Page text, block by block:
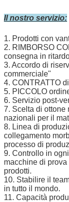
Il nostro servizio:
1. Prodotti con
2. RIMBORSO
consegna in
3. Accordo di
commerciale"
4. CONTRATTO
5. PICCOLO
6. Servizio post-
7. Scelta di ottone
nazionali per il
8. Linea di
collegamento
processo di
9. Controllo in
macchine di
prodotti.
10. Stabilire il
in tutto il mondo.
11. Capacità